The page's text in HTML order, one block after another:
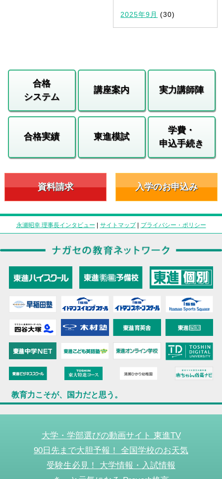
2025年9月 (30)
合格
システム
講座案内 実力講師陣
合格実績 東進模試
学費・
申込手続き
資料請求 入学のお申込み
永瀬昭幸 理事長インタビュー | サイトマップ| プライバシー・ポリシー
教育力こそが、国力だと思う。
大学・学部選びの動画サイト 東進TV
90日先まで大胆予報！ 全国学校のお天気
受験生必見！ 大学情報・入試情報